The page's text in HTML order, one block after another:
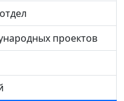
проектов